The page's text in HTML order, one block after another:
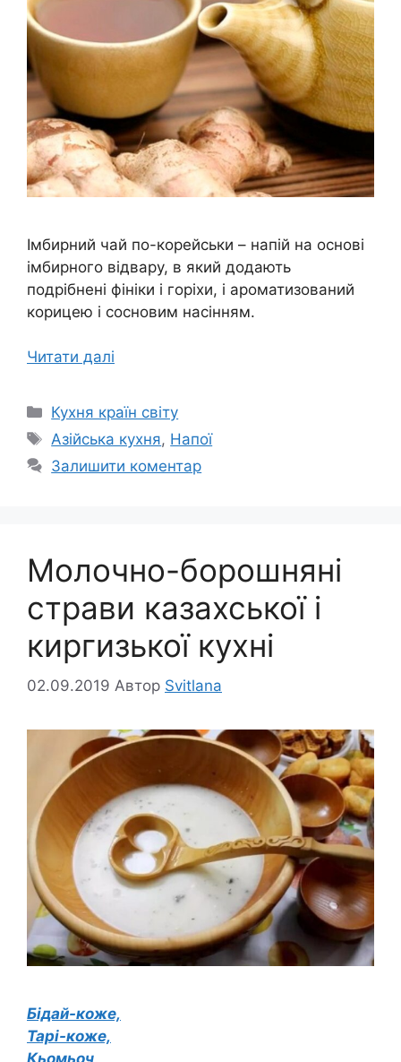
Імбирний чай по-корейськи – напій на основі
імбирного відвару, в який додають
подрібнені фініки і горіхи, і ароматизований
корицею і сосновим насінням.
Читати далі
Категорії
Кухня країн світу
Позначки
Азійська кухня, Напої
Залишити коментар
Молочно-борошняні
страви казахської і
киргизької кухні
02.09.2019 Автор Svitlana
Бідай-коже,
Тарі-коже,
Кьомьоч,